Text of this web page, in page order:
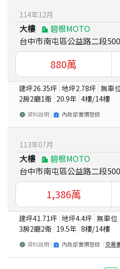
114年12月
大樓
碧根MOTO
台中市南屯區公益路二段
880萬
建坪26.35坪 地坪2.78坪 無車
2房2廳1衛 20.9年 4樓/14樓
資料說明 內政部實價登錄
113年07月
大樓
碧根MOTO
台中市南屯區公益路二段
1,386萬
建坪41.71坪 地坪4.4坪 無車位
3房2廳2衛 19.5年 8樓/14樓
資料說明 內政部實價登錄 交易